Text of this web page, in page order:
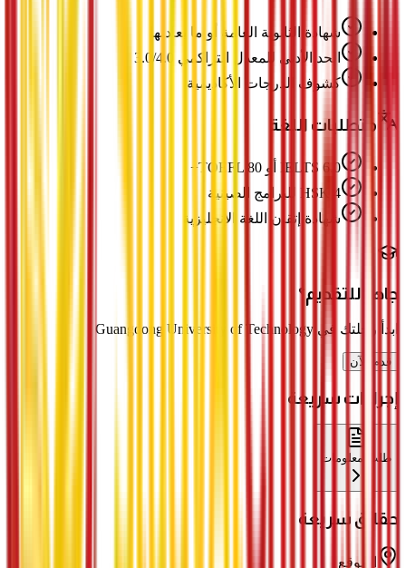
شهادة الثانوية العامة أو ما يعادلها
الحد الأدنى للمعدل التراكمي 3.0/4.0
كشوف الدرجات الأكاديمية
متطلبات اللغة
IELTS 6.0 أو TOEFL 80+
HSK 4 للبرامج الصينية
شهادة إتقان اللغة الإنجليزية
جاهز للتقديم؟
ابدأ رحلتك في Guangdong University of Technology
قدم الآن
إجراءات سريعة
طلب معلومات
حقائق سريعة
الموقع